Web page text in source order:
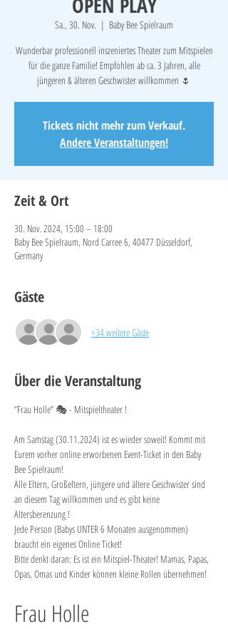
Sa., 30. Nov.
  |
Baby Bee Spielraum
Wunderbar professionell inszeniertes Theater zum Mitspielen
für die ganze Familie! Empfohlen ab ca. 3 Jahren, alle
jüngeren & älteren Geschwister willkommen 🌷
Tickets nicht mehr zum Verkauf.
Andere Veranstaltungen!
Zeit & Ort
30. Nov. 2024, 15:00 – 18:00
Baby Bee Spielraum, Nord Carree 6, 40477 Düsseldorf,
Germany
Gäste
+34 weitere Gäste
Über die Veranstaltung
“Frau Holle” 🎭 - Mitspieltheater !
Am Samstag (30.11.2024) ist es wieder soweit! Kommt mit
Eurem vorher online erworbenen Event-Ticket in den Baby
Bee Spielraum!
Alle Eltern, Großeltern, jüngere und ältere Geschwister sind
an diesem Tag willkommen und es gibt keine
Altersberenzung !
Jede Person (Babys UNTER 6 Monaten ausgenommen)
braucht ein eigenes Online Ticket!
Bitte denkt daran: Es ist ein Mitspiel-Theater! Mamas, Papas,
Opas, Omas und Kinder können kleine Rollen übernehmen!
Frau Holle